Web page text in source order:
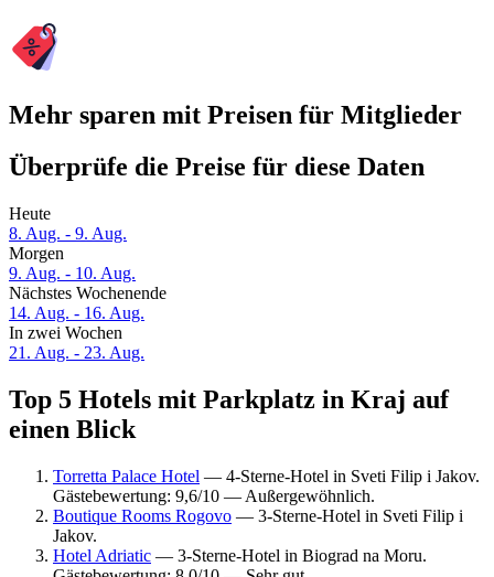
Mehr sparen mit Preisen für Mitglieder
Überprüfe die Preise für diese Daten
Heute
8. Aug. - 9. Aug.
Morgen
9. Aug. - 10. Aug.
Nächstes Wochenende
14. Aug. - 16. Aug.
In zwei Wochen
21. Aug. - 23. Aug.
Top 5 Hotels mit Parkplatz in Kraj auf
einen Blick
Torretta Palace Hotel — 4-Sterne-Hotel in Sveti Filip i Jakov.
Gästebewertung: 9,6/10 — Außergewöhnlich.
Boutique Rooms Rogovo — 3-Sterne-Hotel in Sveti Filip i
Jakov.
Hotel Adriatic — 3-Sterne-Hotel in Biograd na Moru.